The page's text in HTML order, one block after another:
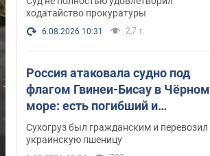
ходатайство прокуратуры
6.08.2026 10:31 2,7 т.
Россия атаковала судно под
флагом Гвинеи-Бисау в Чёрном
море: есть погибший и
пострадавшие
Сухогруз был гражданским и перевозил
украинскую пшеницу